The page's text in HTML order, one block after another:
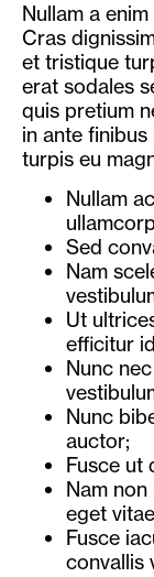
Nullam a
Cras
et tristique
erat sodales
quis pretium
in ante
turpis eu
Nullam
Sed
Nam
Ut
efficitur
Nunc
Nunc
auctor;
Fusce ut
Nam
eget
Fusce
convallis